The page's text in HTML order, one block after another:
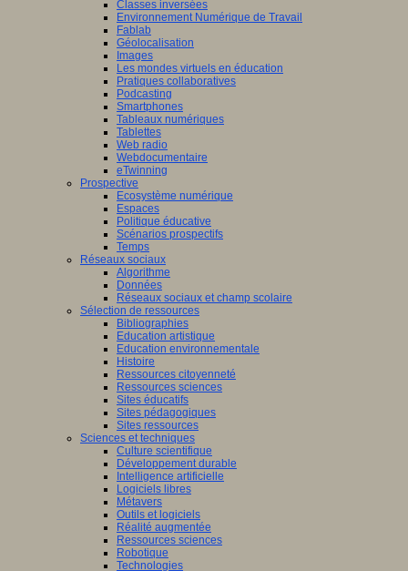
Classes inversées
Environnement Numérique de Travail
Fablab
Géolocalisation
Images
Les mondes virtuels en éducation
Pratiques collaboratives
Podcasting
Smartphones
Tableaux numériques
Tablettes
Web radio
Webdocumentaire
eTwinning
Prospective
Ecosystème numérique
Espaces
Politique éducative
Scénarios prospectifs
Temps
Réseaux sociaux
Algorithme
Données
Réseaux sociaux et champ scolaire
Sélection de ressources
Bibliographies
Education artistique
Education environnementale
Histoire
Ressources citoyenneté
Ressources sciences
Sites éducatifs
Sites pédagogiques
Sites ressources
Sciences et techniques
Culture scientifique
Développement durable
Intelligence artificielle
Logiciels libres
Métavers
Outils et logiciels
Réalité augmentée
Ressources sciences
Robotique
Technologies